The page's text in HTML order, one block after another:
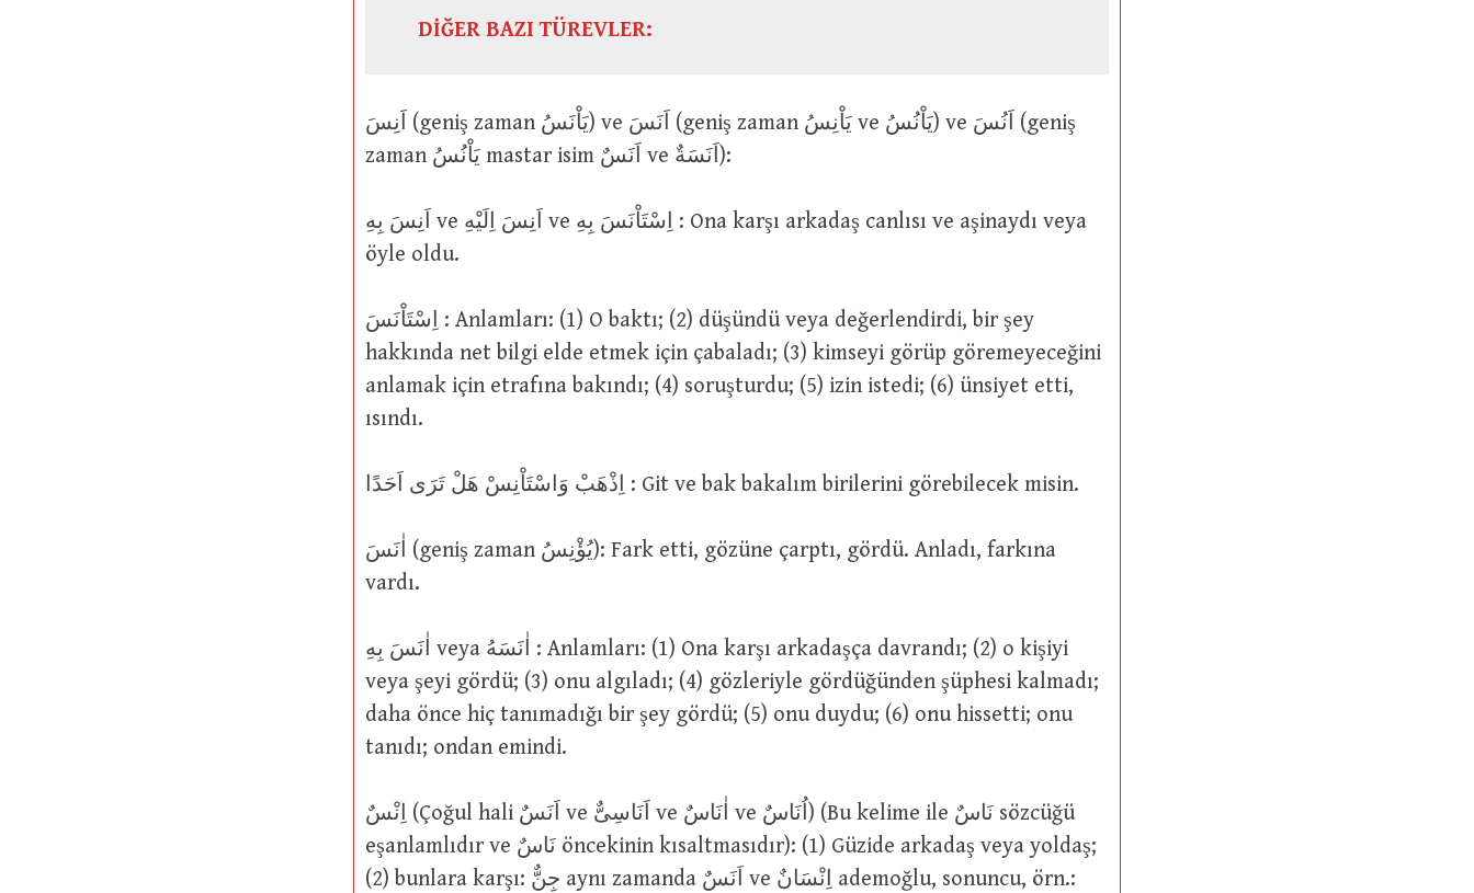
DİĞER BAZI TÜREVLER:
اَنِسَ (geniş zaman يَاْنَسُ) ve اَنَسَ (geniş zaman يَاْنِسُ ve يَاْنُسُ) ve اَنُسَ (geniş
zaman يَاْنُسُ mastar isim اَنَسٌ ve اَنَسَةٌ):
اَنِسَ بِهِ ve اَنِسَ اِلَيْهِ ve اِسْتَاْنَسَ بِهِ : Ona karşı arkadaş canlısı ve aşinaydı veya
öyle oldu.
اِسْتَاْنَسَ : Anlamları: (1) O baktı; (2) düşündü veya değerlendirdi, bir şey
hakkında net bilgi elde etmek için çabaladı; (3) kimseyi görüp göremeyeceğini
anlamak için etrafına bakındı; (4) soruşturdu; (5) izin istedi; (6) ünsiyet etti,
ısındı.
اِذْهَبْ وَاسْتَاْنِسْ هَلْ تَرَى اَحَدًا : Git ve bak bakalım birilerini görebilecek misin.
اٰنَسَ (geniş zaman يُؤْنِسُ): Fark etti, gözüne çarptı, gördü. Anladı, farkına
vardı.
اٰنَسَ بِهِ veya اٰنَسَهُ : Anlamları: (1) Ona karşı arkadaşça davrandı; (2) o kişiyi
veya şeyi gördü; (3) onu algıladı; (4) gözleriyle gördüğünden şüphesi kalmadı;
daha önce hiç tanımadığı bir şey gördü; (5) onu duydu; (6) onu hissetti; onu
tanıdı; ondan emindi.
اِنْسٌ (Çoğul hali اَنَسٌ ve اَنَاسِىٌّ ve اٰنَاسٌ ve اُنَاسٌ) (Bu kelime ile نَاسٌ sözcüğü
eşanlamlıdır ve نَاسٌ öncekinin kısaltmasıdır): (1) Güzide arkadaş veya yoldaş;
(2) bunlara karşı: جِنٌّ aynı zamanda اَنَسٌ ve اِنْسَانٌ ademoğlu, sonuncu, örn.: